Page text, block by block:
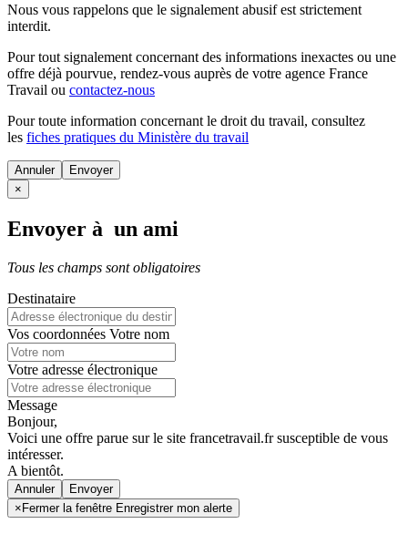
Nous vous rappelons que le signalement abusif est strictement
interdit.
Pour tout signalement concernant des informations inexactes ou une
offre déjà pourvue, rendez-vous auprès de votre agence France
Travail ou contactez-nous
Pour toute information concernant le droit du travail, consultez
les fiches pratiques du Ministère du travail
Annuler
×
Envoyer à un ami
Tous les champs sont obligatoires
Destinataire
Vos coordonnées Votre nom
Votre adresse électronique
Message
Bonjour,
Voici une offre parue sur le site francetravail.fr susceptible de vous
intéresser.
A bientôt.
Annuler
× Fermer la fenêtre Enregistrer mon alerte